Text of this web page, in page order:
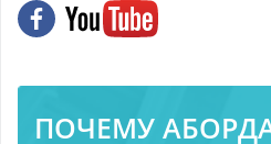
ПОЧЕМУ